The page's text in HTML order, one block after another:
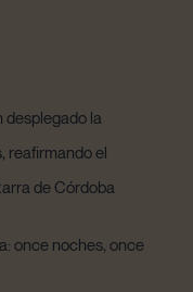
desplegado la
reafirmando el
de Córdoba
once noches, once